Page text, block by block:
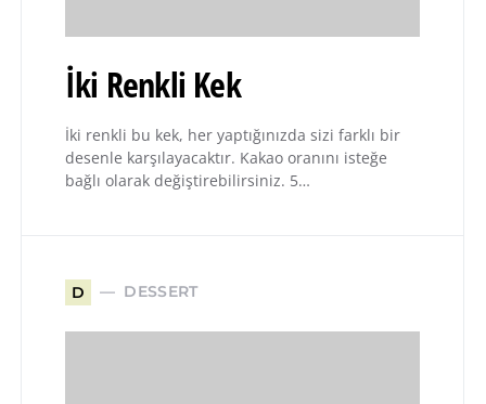
İki Renkli Kek
İki renkli bu kek, her yaptığınızda sizi farklı bir
desenle karşılayacaktır. Kakao oranını isteğe
bağlı olarak değiştirebilirsiniz. 5…
D DESSERT